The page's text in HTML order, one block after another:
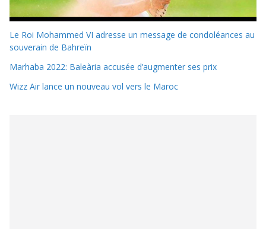
Le Roi Mohammed VI adresse un message de condoléances au
souverain de Bahreïn
Marhaba 2022: Baleària accusée d’augmenter ses prix
Wizz Air lance un nouveau vol vers le Maroc